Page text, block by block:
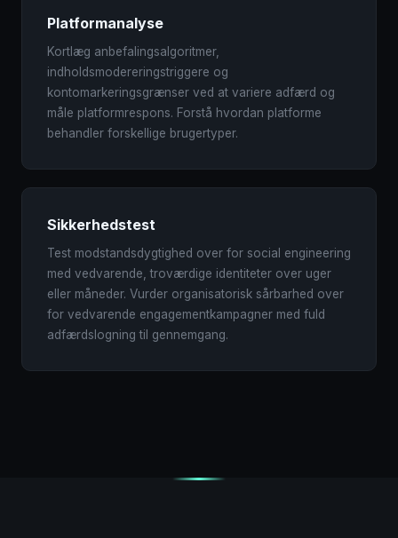
Platformanalyse
Kortlæg anbefalingsalgoritmer,
indholdsmodereringstriggere og
kontomarkeringsgrænser ved at variere adfærd og
måle platformrespons. Forstå hvordan platforme
behandler forskellige brugertyper.
Sikkerhedstest
Test modstandsdygtighed over for social engineering
med vedvarende, troværdige identiteter over uger
eller måneder. Vurder organisatorisk sårbarhed over
for vedvarende engagementkampagner med fuld
adfærdslogning til gennemgang.